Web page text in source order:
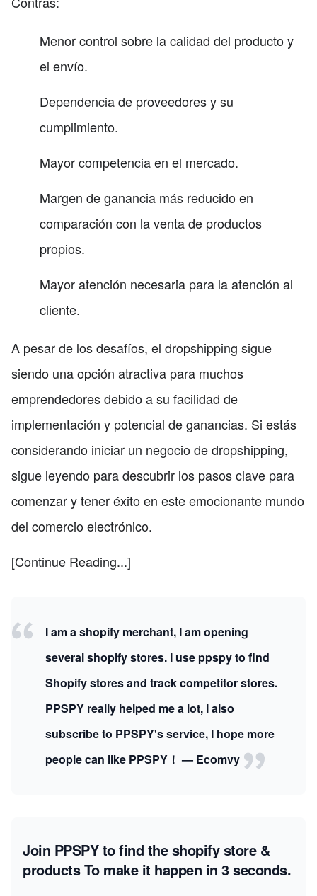
Menor control sobre la calidad del producto y
el envío.
Dependencia de proveedores y su
cumplimiento.
Mayor competencia en el mercado.
Margen de ganancia más reducido en
comparación con la venta de productos
propios.
Mayor atención necesaria para la atención al
cliente.
A pesar de los desafíos, el dropshipping sigue
siendo una opción atractiva para muchos
emprendedores debido a su facilidad de
implementación y potencial de ganancias. Si estás
considerando iniciar un negocio de dropshipping,
sigue leyendo para descubrir los pasos clave para
comenzar y tener éxito en este emocionante mundo
del comercio electrónico.
[Continue Reading...]
I am a shopify merchant, I am opening
several shopify stores. I use ppspy to find
Shopify stores and track competitor stores.
PPSPY really helped me a lot, I also
subscribe to PPSPY's service, I hope more
people can like PPSPY！ — Ecomvy
Join PPSPY to find the shopify store &
productsTo make it happen in 3 seconds.